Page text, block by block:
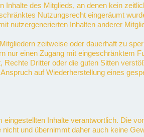
Inhalte des Mitglieds, an denen kein
Nutzungsrecht eingeräumt
nutzergenerierten Inhalten anderer
zeitweise oder dauerhaft zu
nur einen Zugang mit eingeschränktem
Dritter oder die guten Sitten
auf Wiederherstellung eines
Inhalte verantwortlich. Die
und übernimmt daher auch keine